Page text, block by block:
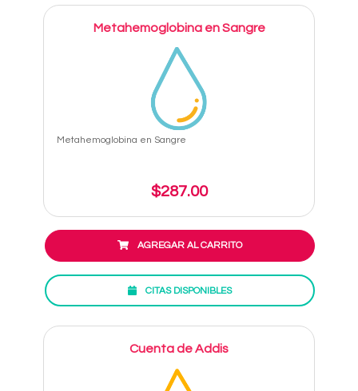
Metahemoglobina en Sangre
Metahemoglobina en Sangre
$287.00
AGREGAR AL CARRITO
CITAS DISPONIBLES
Cuenta de Addis